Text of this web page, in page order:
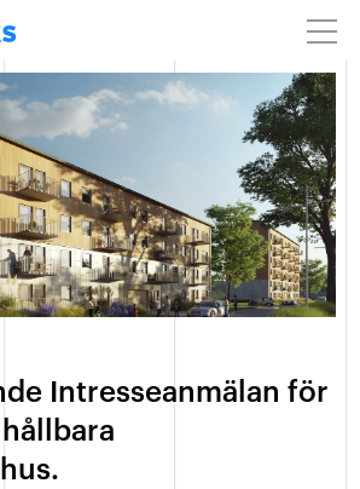
Intresseanmälan för